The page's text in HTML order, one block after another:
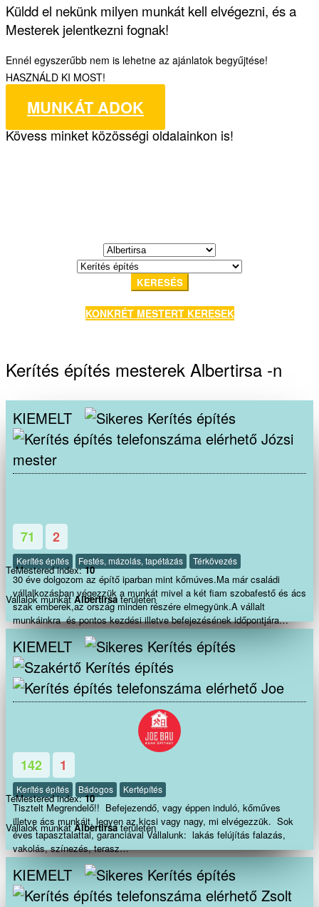
Küldd el nekünk milyen munkát kell elvégezni, és a
Mesterek jelentkezni fognak!
Ennél egyszerűbb nem is lehetne az ajánlatok begyűjtése!
HASZNÁLD KI MOST!
MUNKÁT ADOK
Kövess minket közösségi oldalainkon is!
KERESÉS
KONKRÉT MESTERT KERESEK
Kerítés építés mesterek Albertirsa -n
KIEMELT
Józsi
mester
71 2
Kerítés építés Festés, mázolás, tapétázás Térkövezés
30 éve dolgozom az építő iparban mint kőmúves.Ma már családi
vállalkozásban végezzük a munkát mivel a két fiam szobafestő és ács
szak emberek,az ország minden részére elmegyünk.A vállalt
munkáinkra és pontos kezdési illetve befejezésének időpontjára
valamint a munka minőségére garanciát vállalunk.
TeMestered index:10
Vállalok munkátAlbertirsaterületén
KIEMELT
Joe
142 1
Kerítés építés Bádogos Kertépítés
Tisztelt Megrendelő!! Befejezendő, vagy éppen induló, kőműves
illetve ács munkáit, legyen az kicsi vagy nagy, mi elvégezzük. Sok
éves tapasztalattal, garanciával Vállalunk: lakás felújítás falazás,
vakolás, színezés, terasz
épités tárolók,melléképületekkerítés homlokzati hőszigetelés, hideg-
meleg
burkolás, bontás festés térbetonozás gipszkartonozás ácsmunkák
akár S.O.Sajtók-ablakok cseréje mindenfele munkák az
TeMestered index:10
Vállalok munkátAlbertirsaterületén
KIEMELT
Zsolt